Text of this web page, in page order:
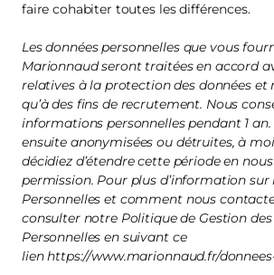
faire cohabiter toutes les différences.
Les données personnelles que vous
Marionnaud seront traitées en accord
relatives à la protection des données et
qu’à des fins de recrutement. Nous
informations personnelles pendant 1 an.
ensuite anonymisées ou détruites, à
décidiez d’étendre cette période en
permission. Pour plus d’information sur
Personnelles et comment nous
consulter notre Politique de Gestion des
Personnelles en suivant ce
lien https://www.marionnaud.fr/